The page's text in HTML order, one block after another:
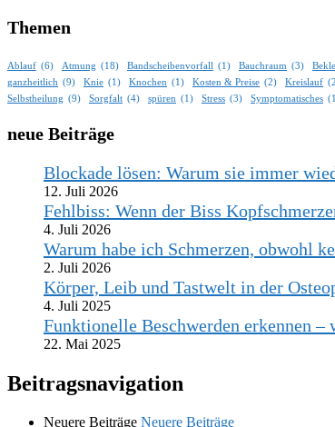
Themen
Ablauf (6) Atmung (18) Bandscheibenvorfall (1) Bauchraum (3)
ganzheitlich (9) Knie (1) Knochen (1) Kosten & Preise (2) Kreislauf
Selbstheilung (9) Sorgfalt (4) spüren (1) Stress (3) Symptomatisches
neue Beiträge
Blockade lösen: Warum sie immer
12. Juli 2026
Fehlbiss: Wenn der Biss
4. Juli 2026
Warum habe ich Schmerzen, obwohl
2. Juli 2026
Körper, Leib und Tastwelt in der
4. Juli 2025
Funktionelle Beschwerden erkennen –
22. Mai 2025
Beitragsnavigation
Neuere Beiträge Neuere Beiträge